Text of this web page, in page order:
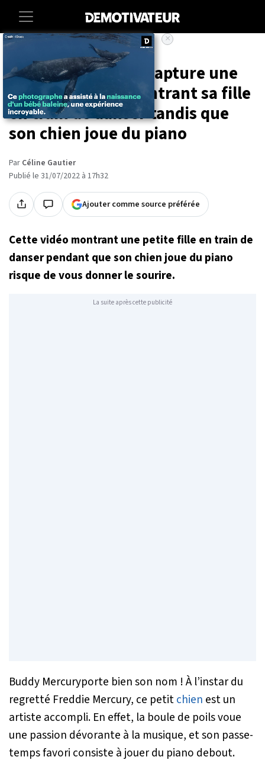
Animaux
Ce père de famille capture une
adorable vidéo montrant sa fille
en train de danser tandis que
son chien joue du piano
Par Céline Gautier
Publié le 31/07/2022 à 17h32
Ajouter comme source préférée
Cette vidéo montrant une petite fille en train de
danser pendant que son chien joue du piano
risque de vous donner le sourire.
La suite après cette publicité
Buddy Mercuryporte bien son nom ! À l’instar du
regretté Freddie Mercury, ce petitchien est un
artiste accompli. En effet, la boule de poils voue
une passion dévorante à la musique, et son passe-
temps favori consiste à jouer du piano debout.
×